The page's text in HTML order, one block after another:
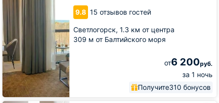
9.8 15 отзывов гостей
Светлогорск, 1.3 км от центра
309 м от Балтийского моря
от6 200руб.
за 1 ночь
Получите310 бонусов
Апартментс
3